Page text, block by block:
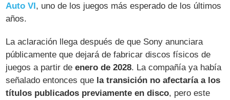
Auto VI, uno de los juegos más esperado de los últimos
años.
La aclaración llega después de que Sony anunciara
públicamente que dejará de fabricar discos físicos de
juegos a partir deenero de 2028. La compañía ya había
señalado entonces que la transición no afectaría a los
títulos publicados previamente en disco, pero este